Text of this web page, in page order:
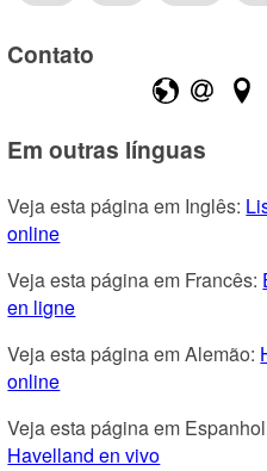
Contato
Em outras línguas
Veja esta página em Inglês:
online
Veja esta página em Francês:
en ligne
Veja esta página em Alemão:
online
Veja esta página em
Havelland en vivo